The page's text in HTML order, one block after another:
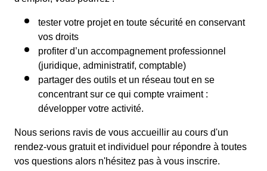
tester votre projet en toute sécurité en conservant
vos droits
profiter d’un accompagnement professionnel
(juridique, administratif, comptable)
partager des outils et un réseau tout en se
concentrant sur ce qui compte vraiment :
développer votre activité.
Nous serions ravis de vous accueillir au cours d'un
rendez-vous gratuit et individuel pour répondre à toutes
vos questions alors n'hésitez pas à vous inscrire.